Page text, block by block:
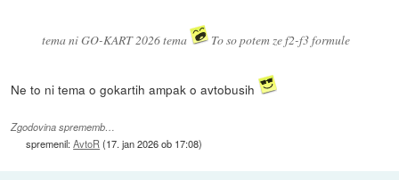
tema ni GO-KART 2026 tema To so potem ze f2-f3 formule
Ne to ni tema o gokartih ampak o avtobusih
Zgodovina sprememb…
spremenil:AvtoR (17. jan 2026 ob 17:08)